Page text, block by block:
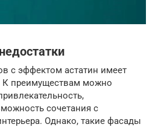
с эффектом астатин имеет
преимуществам можно
сочетания с
Однако, такие фасады